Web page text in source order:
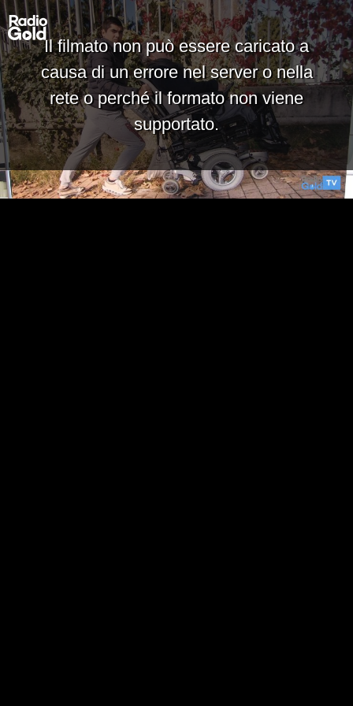
Il filmato non può essere caricato a
causa di un errore nel server o nella
rete o perché il formato non viene
supportato.